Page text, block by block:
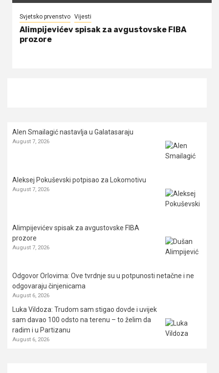
Svjetsko prvenstvo Vijesti
Alimpijevićev spisak za avgustovske FIBA
prozore
Alen Smailagić nastavlja u Galatasaraju
August 7, 2026
Aleksej Pokuševski potpisao za Lokomotivu
August 7, 2026
Alimpijevićev spisak za avgustovske FIBA
prozore
August 7, 2026
Odgovor Orlovima: ​Ove tvrdnje su u potpunosti netačne i ne
odgovaraju činjenicama
August 6, 2026
Luka Vildoza: Trudom sam stigao dovde i uvijek
sam davao 100 odsto na terenu – to želim da
radim i u Partizanu
August 6, 2026